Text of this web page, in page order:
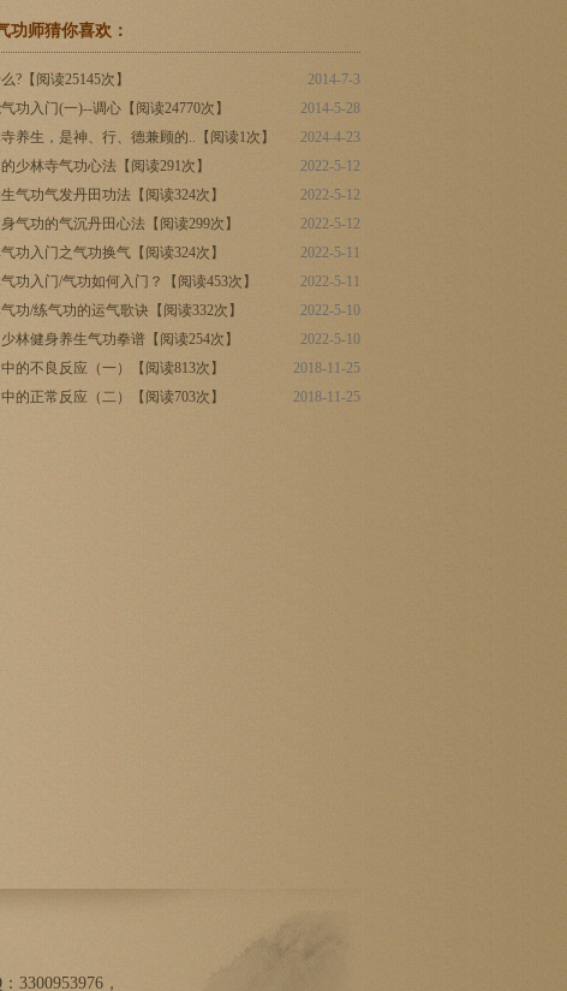
功师猜你喜欢：
2014-7-3
?【阅读25145次】
2014-5-28
功入门(一)--调心【阅读24770次】
2024-4-23
养生，是神、行、德兼顾的..【阅读1次】
2022-5-12
少林寺气功心法【阅读291次】
2022-5-12
气功气发丹田功法【阅读324次】
2022-5-12
气功的气沉丹田心法【阅读299次】
2022-5-11
功入门之气功换气【阅读324次】
2022-5-11
功入门/气功如何入门？【阅读453次】
2022-5-10
功/练气功的运气歌诀【阅读332次】
2022-5-10
林健身养生气功拳谱【阅读254次】
2018-11-25
的不良反应（一）【阅读813次】
2018-11-25
的正常反应（二）【阅读703次】
3300953976，